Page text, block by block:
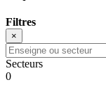
Filtres
×
Secteurs
0